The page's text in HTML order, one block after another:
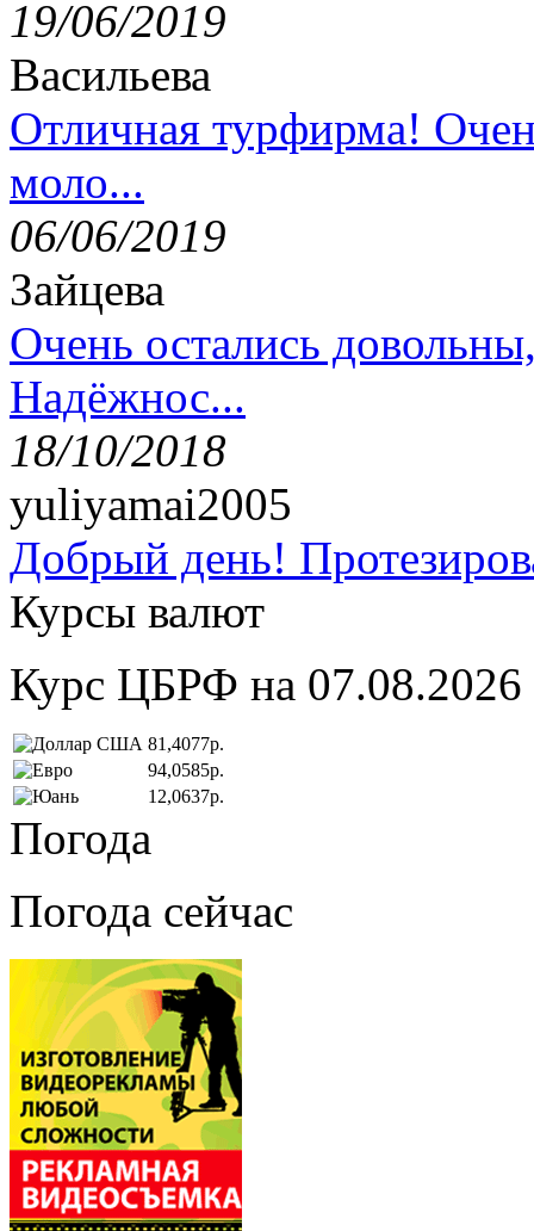
19/06/2019
Васильева
Отличная турфирма!
моло...
06/06/2019
Зайцева
Очень остались
Надёжнос...
18/10/2018
yuliyamai2005
Добрый день!
Курсы валют
Курс ЦБРФ на 07.08.2026
81,4077р.
94,0585р.
12,0637р.
Погода
Погода сейчас